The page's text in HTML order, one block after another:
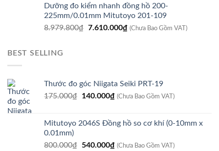
là:
8.920.800₫.
tại
là:
7.560.000₫.
Dưỡng đo kiểm nhanh đồng hồ 200-
225mm/0.01mm Mitutoyo 201-109
8.979.800₫ Giá
7.610.000₫Giá
(Chưa Bao Gồm VAT)
BEST SELLING
Thước đo góc Niigata Seiki PRT-19
175.000₫
Giá
175.000₫.
140.000₫Giá
là:
(Chưa Bao Gồm VAT)
Mitutoyo 2046S Đồng hồ so cơ khí (0-10mm x
0.01mm)
800.000₫
Giá
540.000₫Giá
(Chưa Bao Gồm VAT)